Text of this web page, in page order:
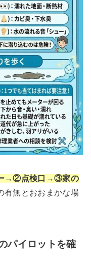
→②点検口→③家の
有無とおおまかな場
パイロットを確